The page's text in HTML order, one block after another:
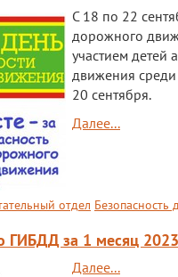
С 18 по 22
дорожного
участием детей
движения
20 сентября.
Далее...
отдел Безопасность
ГИБДД за 1 месяц
Далее...